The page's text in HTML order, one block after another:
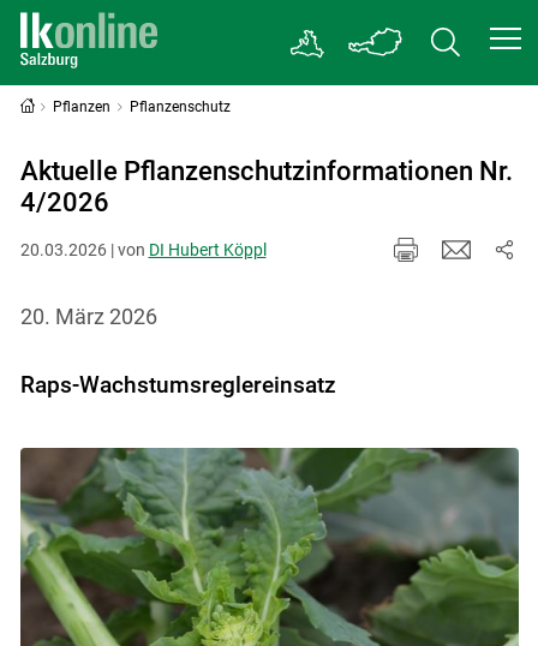
Pflanzen Pflanzenschutz
Aktuelle Pflanzenschutzinformationen Nr.
4/2026
20.03.2026 | von DI Hubert Köppl
20. März 2026
Raps-Wachstumsreglereinsatz